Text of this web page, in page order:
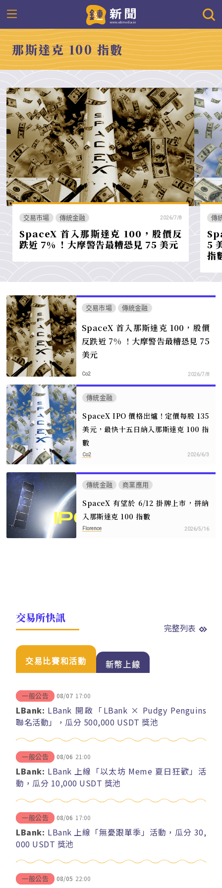
那斯達克 100 指數
交易市場 傳統金融 2026/7/8
SpaceX 首入那斯達克 100，股價反
跌近 7% ！大摩警告最糟恐見 75 美元
傳
5
指
交易市場 傳統金融
SpaceX 首入那斯達克 100，股價
反跌近 7% ！大摩警告最糟恐見 75
美元
Co2 2026/7/8
傳統金融
SpaceX IPO 價格出爐！定價每股 135
美元，最快十五日納入那斯達克 100 指
數
Co2 2026/6/3
傳統金融 商業應用
SpaceX 有望於 6/12 掛牌上市，拼納
入那斯達克 100 指數
Florence 2026/5/16
交易所快訊
完整列表
交易比賽和活動 新幣上線
一般公告 08/07 17:00
LBank: LBank 開啟「LBank × Pudgy Penguins
聯名活動」，瓜分 500,000 USDT 獎池
一般公告 08/06 21:00
LBank: LBank 上線「以太坊 Meme 夏日狂歡」活
動，瓜分 10,000 USDT 獎池
一般公告 08/06 17:00
LBank: LBank 上線「無憂跟單季」活動，瓜分 30,
000 USDT 獎池
一般公告 08/05 22:00